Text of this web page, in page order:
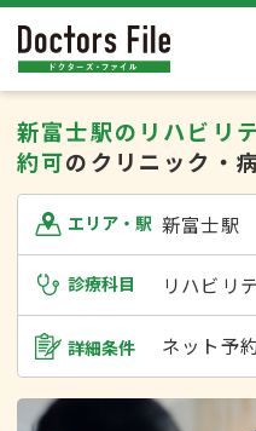
新富士駅のリハビリ
約可のクリニック・
エリア・駅 新富士駅
診療科目 リハビリ
詳細条件 ネット予